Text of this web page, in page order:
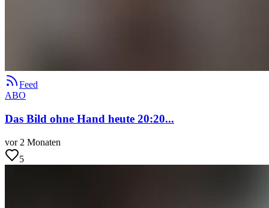
Feed
ABO
Das Bild ohne Hand heute 20:20...
vor 2 Monaten
5